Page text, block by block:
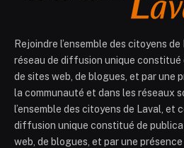
Rejoindre l’ensemble des citoyens
réseau de diffusion unique constitué
de sites web, de blogues, et par une
la communauté et dans les réseaux
l’ensemble des citoyens de Laval, et
diffusion unique constitué de
web, de blogues, et par une